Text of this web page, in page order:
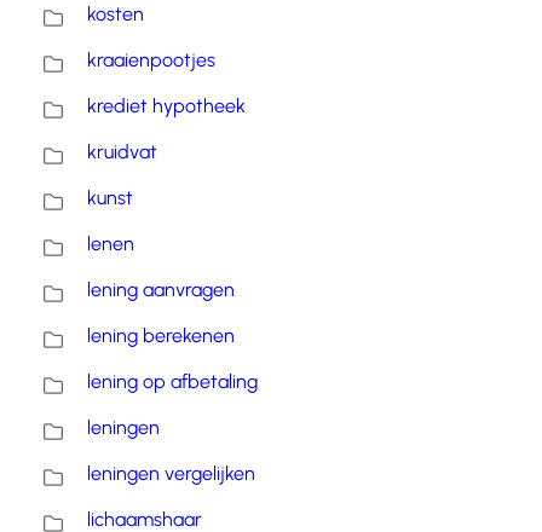
kosten
kraaienpootjes
krediet hypotheek
kruidvat
kunst
lenen
lening aanvragen
lening berekenen
lening op afbetaling
leningen
leningen vergelijken
lichaamshaar